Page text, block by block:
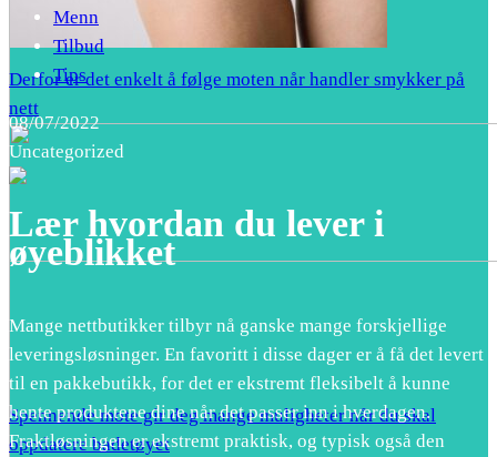
Derfor er det enkelt å følge moten når handler smykker på
nett
Spennende mote gir deg mange muligheter når du skal
oppdatere badetøyet
Menn
Tilbud
Tips
08/07/2022
Uncategorized
Lær hvordan du lever i
øyeblikket
Mange nettbutikker tilbyr nå ganske mange forskjellige
leveringsløsninger. En favoritt i disse dager er å få det levert
til en pakkebutikk, for det er ekstremt fleksibelt å kunne
hente produktene dine når det passer inn i hverdagen.
Fraktløsningen er ekstremt praktisk, og typisk også den